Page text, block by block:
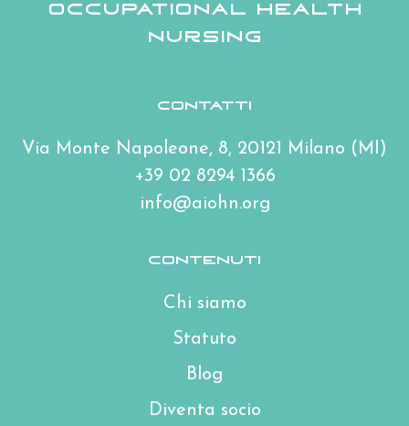
Occupational Health
Nursing
Contatti
Via Monte Napoleone, 8, 20121 Milano (MI)
+39 02 8294 1366
info@aiohn.org
Contenuti
Chi siamo
Statuto
Blog
Diventa socio